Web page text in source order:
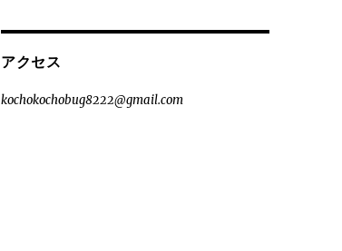
アクセス
kochokochobug8222@gmail.com